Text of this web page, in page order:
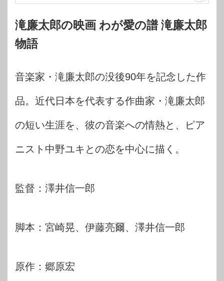
滝廉太郎の映画 わが愛の譜 滝廉太郎
物語
音楽家・滝廉太郎の没後90年を記念した作
品。近代日本を代表する作曲家・滝廉太郎
の短い生涯を、彼の音楽への情熱と、ピア
ニスト中野ユキとの恋を中心に描く。
監督：澤井信一郎
脚本：宮崎晃、伊藤亮爾、澤井信一郎
原作：郷原宏